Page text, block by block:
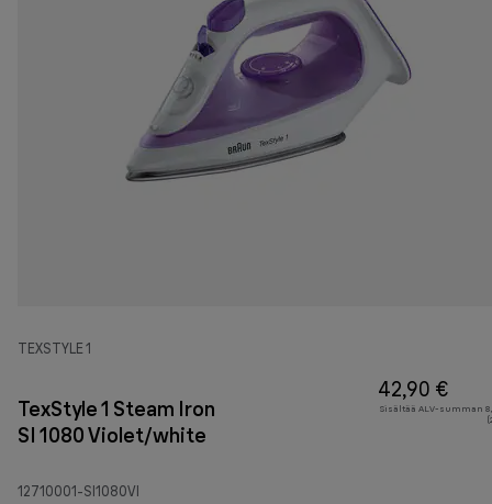
TEXSTYLE 1
TexStyle 1 Steam Iron
SI 1080 Violet/white
12710001-SI1080VI
42,90 €
Sisältää ALV-summan